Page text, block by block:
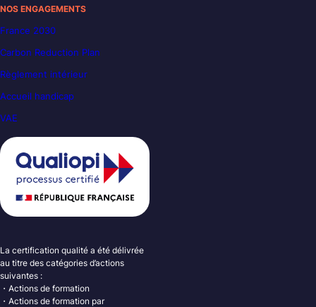
NOS ENGAGEMENTS
France 2030
Carbon Reduction Plan
Règlement intérieur
Accueil handicap
VAE
La certification qualité a été délivrée
au titre des catégories d’actions
suivantes :
・Actions de formation
・Actions de formation par